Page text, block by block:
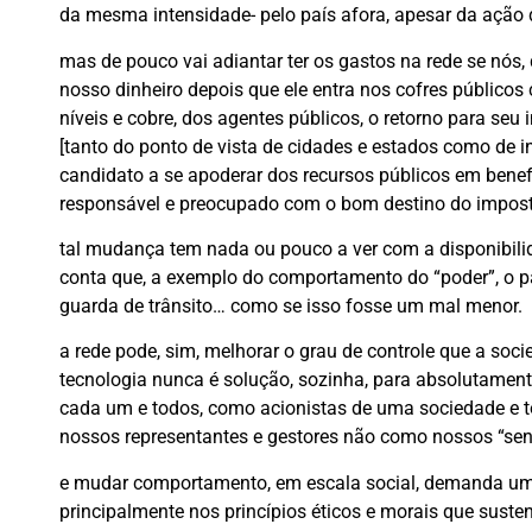
da mesma intensidade- pelo país afora, apesar da
mas de pouco vai adiantar ter os gastos na rede se
nosso dinheiro depois que ele entra nos cofres
níveis e cobre, dos agentes públicos, o retorno para
[tanto do ponto de vista de cidades e estados como
candidato a se apoderar dos recursos públicos em
responsável e preocupado com o bom destino do
tal mudança tem nada ou pouco a ver com a
conta que, a exemplo do comportamento do “poder”,
guarda de trânsito… como se isso fosse um mal menor.
a rede pode, sim, melhorar o grau de controle que a
tecnologia nunca é solução, sozinha, para
cada um e todos, como acionistas de uma sociedade
nossos representantes e gestores não como nossos
e mudar comportamento, em escala social, demanda
principalmente nos princípios éticos e morais que